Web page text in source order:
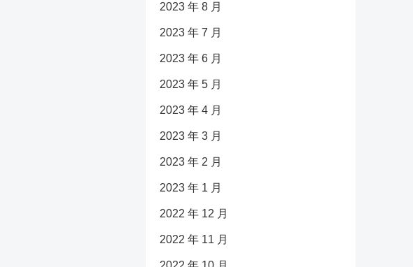
2023 年 8 月
2023 年 7 月
2023 年 6 月
2023 年 5 月
2023 年 4 月
2023 年 3 月
2023 年 2 月
2023 年 1 月
2022 年 12 月
2022 年 11 月